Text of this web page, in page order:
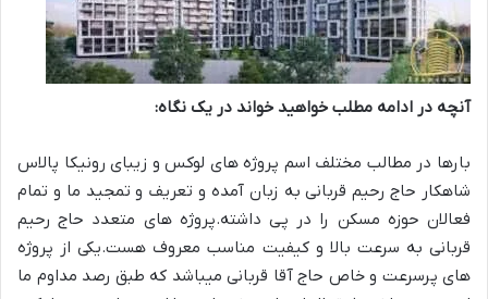
آنچه در ادامه مطلب خواهید خواند در یک نگاه:
بارها در مطالب مختلف اسم پروژه های لوکس و زیبای رونیکا پالاس
شاهکار حاج رحیم قربانی به زبان آمده و تعریف و تمجید ما و تمام
فعالان حوزه مسکن را در پی داشته.پروژه های متعدد حاج رحیم
قربانی به سرعت بالا و کیفیت مناسب معروف هست.یکی از پروژه
های پرسرعت و خاص حاج آقا قربانی میباشد که طبق رصد مداوم ما